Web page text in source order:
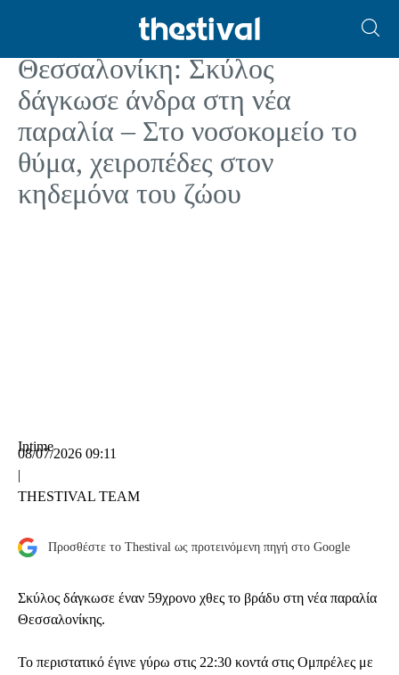
ΑΣΤΥΝΟΜΙΚΑ
Θεσσαλονίκη: Σκύλος
δάγκωσε άνδρα στη νέα
παραλία – Στο νοσοκομείο το
θύμα, χειροπέδες στον
κηδεμόνα του ζώου
Intime
08/07/2026 09:11
|
THESTIVAL TEAM
Προσθέστε το Thestival ως προτεινόμενη πηγή στο Google
Σκύλος δάγκωσε έναν 59χρονο χθες το βράδυ στη νέα παραλία
Θεσσαλονίκης.
Το περιστατικό έγινε γύρω στις 22:30 κοντά στις Ομπρέλες με